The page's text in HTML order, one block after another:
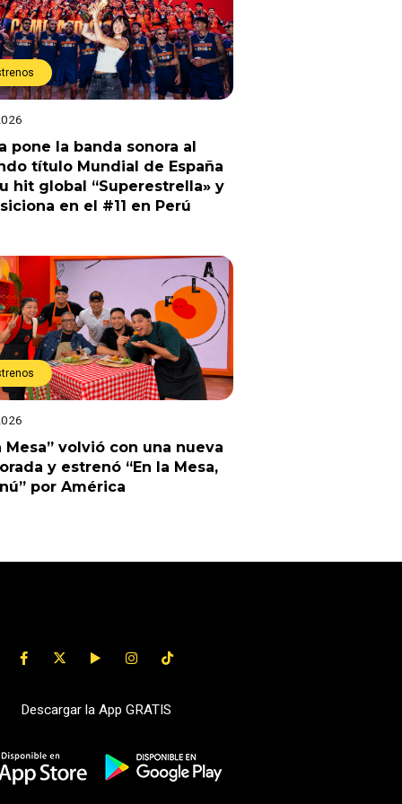
pone la banda sonora al
título Mundial de España
hit global “Superestrella» y
en el #11 en Perú
Mesa” volvió con una nueva
y estrenó “En la Mesa,
por América
Descargar la App GRATIS